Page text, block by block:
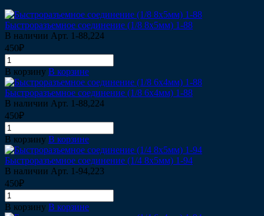
Быстроразъемное соединение (1/8 8х5мм) 1-88
В наличии Арт. 1-88,224
450₽
В корзину В корзине
Быстроразъемное соединение (1/8 6х4мм) 1-88
В наличии Арт. 1-88,224
450₽
В корзину В корзине
Быстроразъемное соединение (1/4 8х5мм) 1-94
В наличии Арт. 1-94,223
450₽
В корзину В корзине